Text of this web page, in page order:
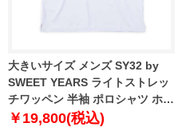
大きいサイズ メンズ SY32 by
SWEET YEARS ライトストレッ
チワッペン 半袖 ポロシャツ ホワ
イト 1278-5217-1 3L 4L 5L 6L
￥19,800(税込)